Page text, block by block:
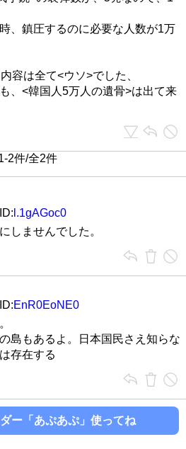
、鎮圧するのに必要な人数が1万
容は全て<ウソ>でした、
、<韓国人5万人の遺骨>は出て来
2件/全2件
l.1gAGoc0
しませんでした。
EnR0EoNE0
島もあるよ。日本国民さえ知らな
存在する
ー「あぷあぷ」使ってね